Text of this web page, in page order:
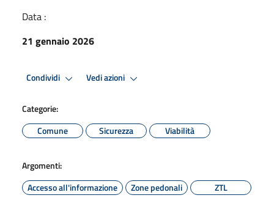
Data :
21 gennaio 2026
Condividi Vedi azioni
Categorie:
Comune
Sicurezza Viabilità
Argomenti:
Accesso all'informazione
Zone pedonali ZTL